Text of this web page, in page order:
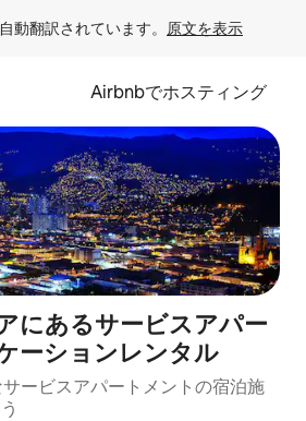
動翻訳されています。 原文を表示
Airbnbでホスティング
にあるサービスアパー
ーションレンタル
ービスアパートメントの宿泊施